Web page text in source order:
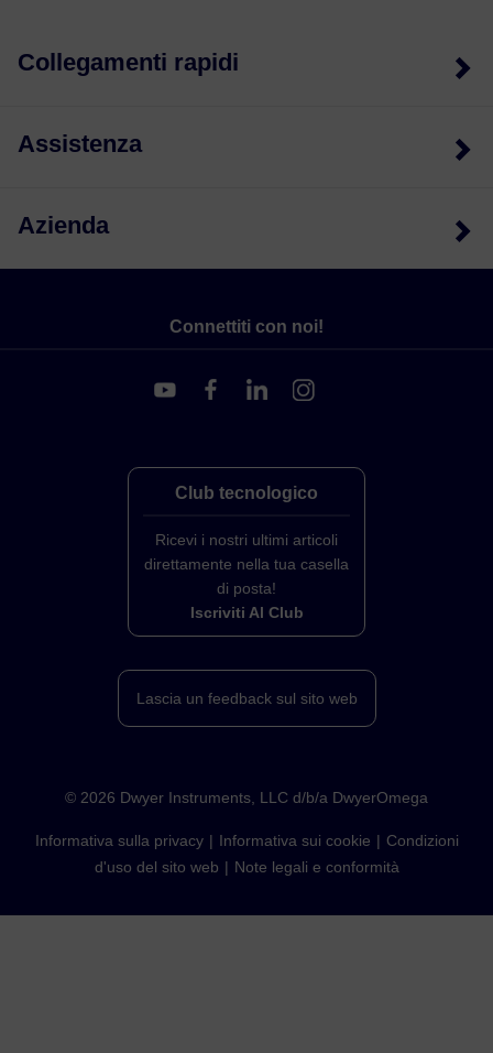
Collegamenti rapidi
Assistenza
Azienda
Connettiti con noi!
Club tecnologico
Ricevi i nostri ultimi articoli
direttamente nella tua casella
di posta!
Iscriviti Al Club
Lascia un feedback sul sito web
© 2026 Dwyer Instruments, LLC d/b/a DwyerOmega
Informativa sulla privacy Informativa sui cookie
Condizioni
d'uso del sito web
Note legali e conformità